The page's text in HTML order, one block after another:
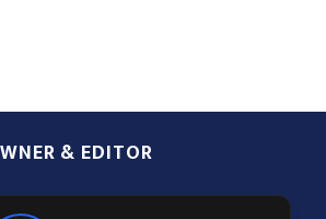
& EDITOR